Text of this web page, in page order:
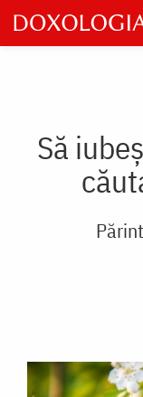
Skip
to
main
Să